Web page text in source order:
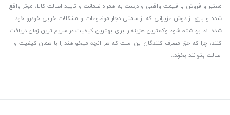
معتبر و فروش با قیمت واقعی و درست به همراه ضمانت و تایید اصالت کالا، موثر واقع
شده و باری از دوش عزیزانی که از سمتی دچار موضوعات و مشکلات خرابی خودرو خود
شده اند برداشته شود و‌کمترین هزینه را برای بهترین کیفیت در سریع ترین زمان دریافت
کنند، چرا که حق مصرف کنندگان این است که هر آنچه میخواهند را با همان کیفیت و
اصالت بتوانند بخرند..